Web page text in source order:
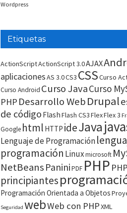
Wordpress
Etiquetas
ActionScriptActionScript 3.0AJAX
aplicacionesAS 3.0CS3 CSSCurso
Curso Android Curso JavaCurso
PHP Desarrollo WebDrupal
de código FlashFlash CS3FlexFlex 3
Google html HTTP ideJava
Lenguaje de Programación
programación Linuxmicrosoft
NetBeans PaniniPDF PHP
principiantes
Programación Orientada a Objetos
Seguridad webWeb con PHPXML